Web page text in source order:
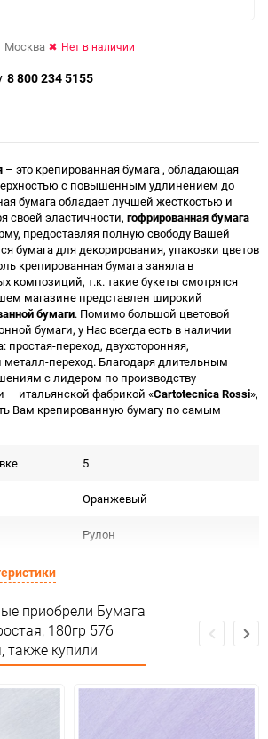
Москва Нет в наличии
8 800 234 5155
– это крепированная бумага , обладающая
с повышенным удлинением до
бумага обладает лучшей жесткостью и
своей эластичности, гофрированная бумага
предоставляя полную свободу Вашей
бумага для декорирования, упаковки цветов
крепированная бумага заняла в
композиций, т.к. такие букеты смотрятся
магазине представлен широкий
бумаги. Помимо большой цветовой
бумаги, у Нас всегда есть в наличии
простая-переход, двухсторонняя,
переход. Благодаря длительным
с лидером по производству
— итальянской фабрикой «Cartotecnica Rossi»,
Вам крепированную бумагу по самым
5
Оранжевый
Рулон
Срок годности не ограничен
Для флористики
приобрели Бумага
180гр 576
также купили